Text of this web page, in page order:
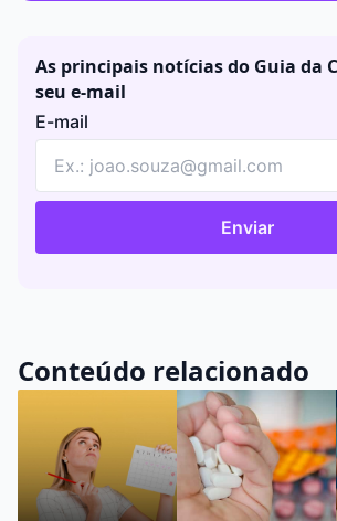
As principais notícias do Guia da
seu e-mail
E-mail
Enviar
Conteúdo relacionado